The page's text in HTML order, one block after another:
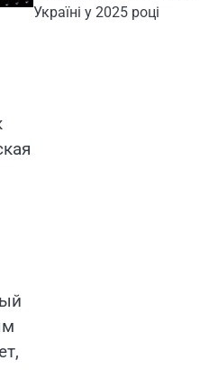
Україні у 2025 році